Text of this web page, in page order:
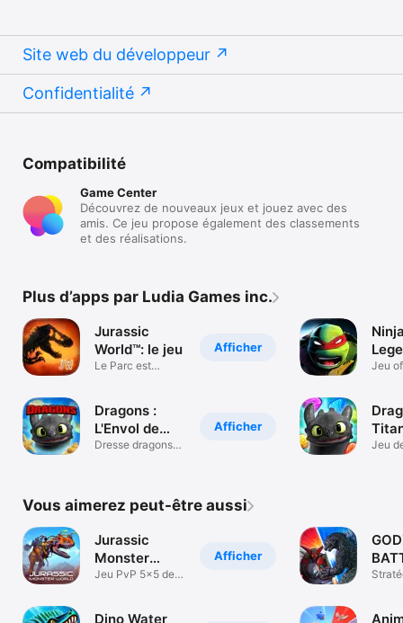
Site web du développeur
Confidentialité
Compatibilité
Game Center
Découvrez de nouveaux jeux et jouez avec des
amis. Ce jeu propose également des classements
et des réalisations.
Plus d’apps par Ludia Games inc.
Afficher
Jurassic
World™: le jeu
Le Parc est
Afficher
Dragons :
L'Envol de
Beurk
Dresse dragons
Jeu
Jeu
Vous aimerez peut-être aussi
Afficher
Jurassic
Monster
World 3D FPS
Jeu PvP 5x5 de
Dino Water